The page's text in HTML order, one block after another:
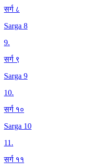
सर्ग ८
Sarga 8
9.
सर्ग ९
Sarga 9
10.
सर्ग १०
Sarga 10
11.
सर्ग ११